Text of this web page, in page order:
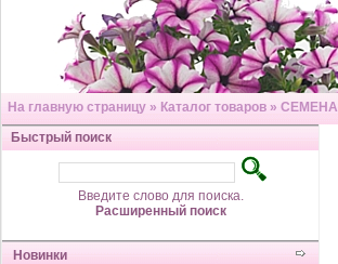
На главную страницу » Каталог товаров » СЕМЕНА
Быстрый поиск
Введите слово для поиска.
Расширенный поиск
Новинки